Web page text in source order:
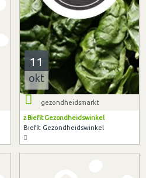
11
okt
gezondheidsmarkt
z Biefit Gezondheidswinkel
Biefit Gezondheidswinkel